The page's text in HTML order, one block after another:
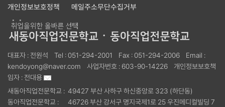
개인정보보호정책 메일주소무단수집거부
대표자 : 전원석 Tel :051-294-2001 Fax :051-294-2006
Email :
kendoyong@naver.com
사업자번호 : 603-90-14226
개인정보보호책
임자 : 전대용
새동아직업전문학교 : 49427 부산 사하구 하신중앙로 323 (하단동)
동아직업전문학교 :
46726 부산 강서구 명지국제1로 25 우진메디컬빌딩 7